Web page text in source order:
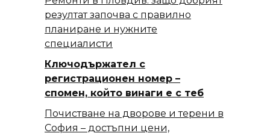
резултат започва с правилно
планиране и нужните
специалисти
Ключодържател с
регистрационен номер –
спомен, който винаги е с теб
Почистване на дворове и терени в
София – достъпни цени,